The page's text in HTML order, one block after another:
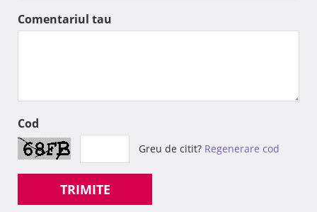
Comentariul tau
Cod
Greu de citit? Regenerare cod
TRIMITE